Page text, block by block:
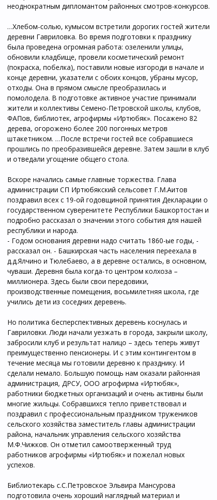
неоднократным дипломантом районных смотров-конкурсов.
…Хлебом-солью, кумысом встретили дорогих гостей жители
деревни Гавриловка. Во время подготовки к празднику
была проведена огромная работа: озеленили улицы,
обновили кладбище, провели косметический ремонт
(покраска, побелка), поставили новые изгороди в начале и
конце деревни, указатели с обоих концов, убраны мусор,
отходы. Она в прямом смысле преобразилась и
помолодела. В подготовке активное участие принимали
жители и коллективы Семено-Петровской школы, клубов,
ФАПов, библиотек, агрофирмы «Иртюбяк». Посажено 82
дерева, огорожено более 200 погонных метров
штакетником. …После встречи гостей все собравшиеся
прошлись по преобразившейся деревне. Затем зашли в клуб
и отведали угощение общего стола.
Вскоре начались самые главные торжества. Глава
администрации СП Иртюбякский сельсовет Г.М.Аитов
поздравил всех с 19-ой годовщиной принятия Декларации о
государственном суверенитете Республики Башкортостан и
подробно рассказал о значении этого события для нашей
республики и народа.
- Годом основания деревни надо считать 1860-ые годы, -
рассказал он. - Башкирская часть населения переехала в
д.д.Ялчино и Тюлебаево, а в деревне остались, в основном,
чуваши. Деревня была когда-то центром колхоза –
миллионера. Здесь были свои передовики,
производственные помещения, восьмилетняя школа, где
учились дети из соседних деревень.
Но политика бесперспективных деревень коснулась и
Гавриловки. Люди начали уезжать в города, закрыли школу,
забросили клуб и результат налицо – здесь теперь живут
преимущественно пенсионеры. И с этим контингентом в
течение месяца мы готовили деревню к празднику. И
сделали немало. Большую помощь нам оказали районная
администрация, ДРСУ, ООО агрофирма «Иртюбяк»,
работники бюджетных организаций и очень активны были
многие жильцы. Собравшихся тепло приветствовал и
поздравил с профессиональным праздником тружеников
сельского хозяйства заместитель главы администрации
района, начальник управления сельского хозяйства
М.Ф.Чижков. Он отметил самоотверженный труд
работников агрофирмы «Иртюбяк» и пожелал новых
успехов.
Библиотекарь с.С.Петровское Эльвира Мансурова
подготовила очень хороший наглядный материал и